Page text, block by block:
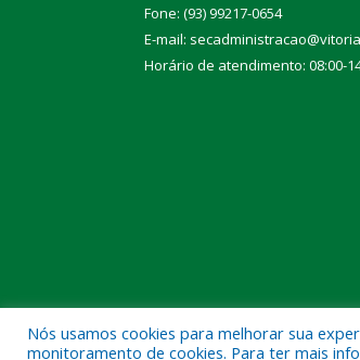
Fone: (93) 99217-0654
E-mail:
Horário de atendimento: 08:00-
Todos os direitos reservados a
Nós usamos cookies para melhorar sua
monitoramento de cookies. Para ter mais